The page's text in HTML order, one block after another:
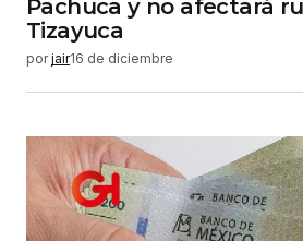
Pachuca y no afectará
Tizayuca
por jair16 de diciembre